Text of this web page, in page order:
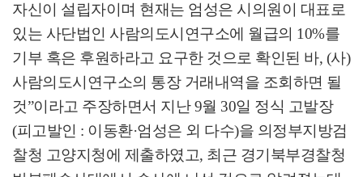
자신이 설립자이며 현재는 엄성은 시의원이 대표로
있는 사단법인 사람의도시연구소에 월급의 10%를
기부 혹은 후원하라고 요구한 것으로 확인된 바, (사)
사람의도시연구소의 통장 거래내역을 조회하면 될
것”이라고 주장하면서 지난9월 30일 정식 고발장
(피고발인 : 이동환·엄성은 외 다수)을 의정부지방검
찰청 고양지청에 제출하였고, 최근 경기북부경찰청